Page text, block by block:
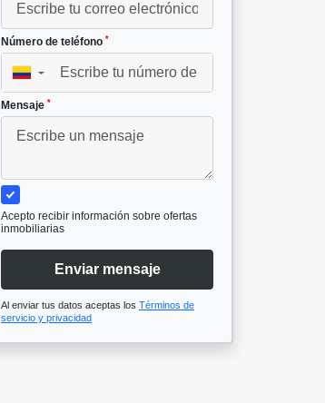
Número de teléfono *
▼
Mensaje *
Acepto recibir información sobre ofertas
inmobiliarias
Enviar mensaje
Al enviar tus datos aceptas los Términos de
servicio y privacidad